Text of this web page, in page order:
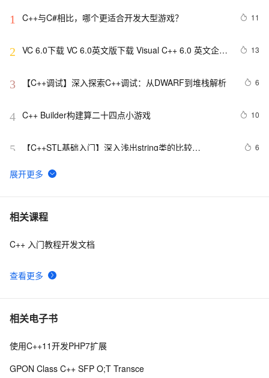
1 C++与C#相比，哪个更适合开发大型游戏？ 11
2 VC 6.0下载 VC 6.0英文版下载 Visual C++ 6.0 英文企业
13
3 【C++调试】深入探索C++调试：从DWARF到堆栈解析 6
4 C++ Builder构建算二十四点小游戏 10
5
【C++STL基础入门】深入浅出string类的比较
6
6
C++之MFC制作简单计算器（VS2019实现），附带完整
7 【C/C++】用格雷戈里公式求π
8 设计模式C++学习笔记之十六（Observer观察者模式）
9 Qt C++ 扫码枪使用数据处理
10
C++26的改进
相关课程
查看更多
C++ 入门教程开发文档
相关电子书
使用C++11开发PHP7扩展
GPON Class C++ SFP O;T Transce